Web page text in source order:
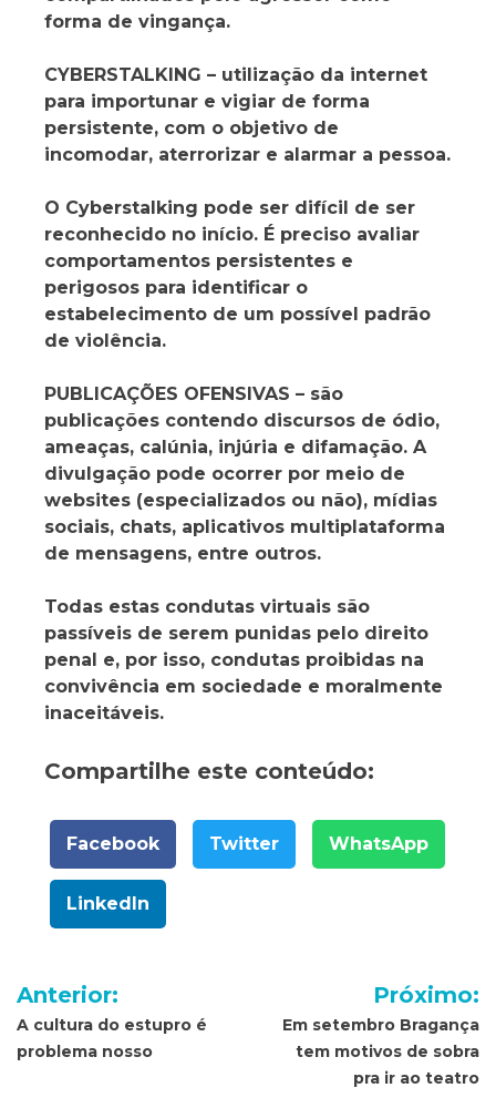
forma de vingança.
CYBERSTALKING – utilização da internet
para importunar e vigiar de forma
persistente, com o objetivo de
incomodar, aterrorizar e alarmar a pessoa.
O Cyberstalking pode ser difícil de ser
reconhecido no início. É preciso avaliar
comportamentos persistentes e
perigosos para identificar o
estabelecimento de um possível padrão
de violência.
PUBLICAÇÕES OFENSIVAS – são
publicações contendo discursos de ódio,
ameaças, calúnia, injúria e difamação. A
divulgação pode ocorrer por meio de
websites (especializados ou não), mídias
sociais, chats, aplicativos multiplataforma
de mensagens, entre outros.
Todas estas condutas virtuais são
passíveis de serem punidas pelo direito
penal e, por isso, condutas proibidas na
convivência em sociedade e moralmente
inaceitáveis.
Compartilhe este conteúdo:
Facebook Twitter WhatsApp
LinkedIn
Navegação
de
Post
Anterior:
A cultura do estupro é
problema nosso
Próximo:
Em setembro Bragança
tem motivos de sobra
pra ir ao teatro